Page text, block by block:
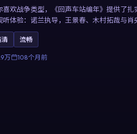
喜欢战争类型，《回声车站编年》提供了扎
听体验：诺兰执导，王景春、木村拓哉与肖
演绎。影片2017年于澳大利亚上映，内容用
壳包裹对现实规则的温和反讽，关键词包含高
畅、人物关系与情节反转，适合检索「2017
清 流畅
万 108个月前